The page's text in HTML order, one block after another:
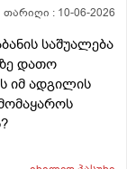
ყოფნაში გუშინ
და რატომ
რატომ ეს
თარიღი : 10-06-2026
საშუალება
დათო
იმ ადგილის